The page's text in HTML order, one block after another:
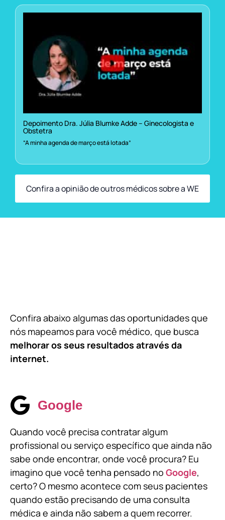
Depoimento Dra. Júlia Blumke Adde – Ginecologista e
Obstetra
“A minha agenda de março está lotada”
Confira a opinião de outros médicos sobre a WE
Confira abaixo algumas das oportunidades que
nós mapeamos para você médico, que busca
melhorar os seus resultados através da
internet.
Google
Quando você precisa contratar algum
profissional ou serviço específico que ainda não
sabe onde encontrar, onde você procura? Eu
imagino que você tenha pensado no Google,
certo? O mesmo acontece com seus pacientes
quando estão precisando de uma consulta
médica e ainda não sabem a quem recorrer.